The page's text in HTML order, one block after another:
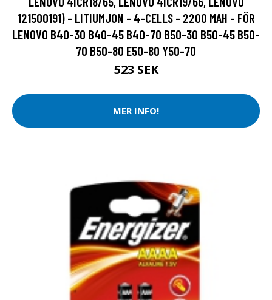
121500191) - LITIUMJON - 4-CELLS - 2200 MAH - FÖR
LENOVO B40-30 B40-45 B40-70 B50-30 B50-45 B50-
70 B50-80 E50-80 Y50-70
523 SEK
MER INFO!